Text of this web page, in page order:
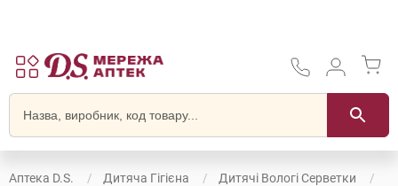
Аптека D.S. Дитяча Гігієна
Дитячі Вологі Серветки